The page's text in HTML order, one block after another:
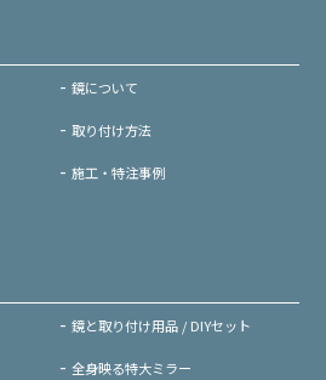
鏡について
取り付け方法
施工・特注事例
鏡と取り付け用品 / DIYセット
全身映る特大ミラー